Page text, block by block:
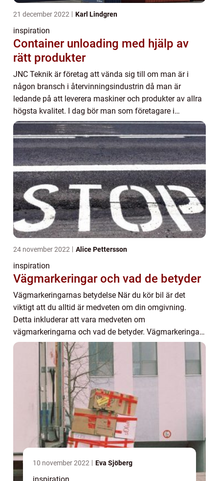
21 december 2022 Karl Lindgren
inspiration
Container unloading med hjälp av
rätt produkter
JNC Teknik är företag att vända sig till om man är i
någon bransch i återvinningsindustrin då man är
ledande på att leverera maskiner och produkter av allra
högsta kvalitet. I dag bör man som företagare i
återvinningsbranschen se över sina gamla mask...
24 november 2022 Alice Pettersson
inspiration
Vägmarkeringar och vad de betyder
Vägmarkeringarnas betydelse När du kör bil är det
viktigt att du alltid är medveten om din omgivning.
Detta inkluderar att vara medveten om
vägmarkeringarna och vad de betyder. Vägmarkeringar
är till för att vägleda dig och hålla dig säker. Här får d...
10 november 2022 Eva Sjöberg